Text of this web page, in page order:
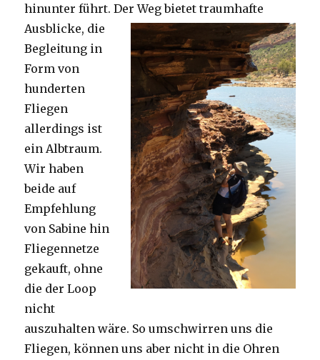
hinunter führt. Der Weg bietet traumhafte
Ausblicke, die
Begleitung in
Form von
hunderten
Fliegen
allerdings ist
ein Albtraum.
Wir haben
beide auf
Empfehlung
von Sabine hin
Fliegennetze
gekauft, ohne
die der Loop
nicht
auszuhalten wäre. So umschwirren uns die
Fliegen, können uns aber nicht in die Ohren